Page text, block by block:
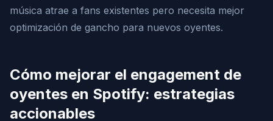
música atrae a fans existentes pero necesita mejor
optimización de gancho para nuevos oyentes.
Cómo mejorar el engagement de
oyentes en Spotify: estrategias
accionables